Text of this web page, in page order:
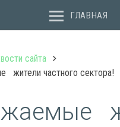
ГЛАВНАЯ
сайта
жители частного сектора!